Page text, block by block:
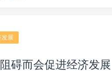
展
碍而会促进经济发展